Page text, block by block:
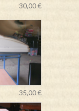
30,00 €
35,00 €